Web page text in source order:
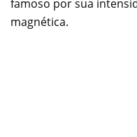
famoso por sua
magnética.